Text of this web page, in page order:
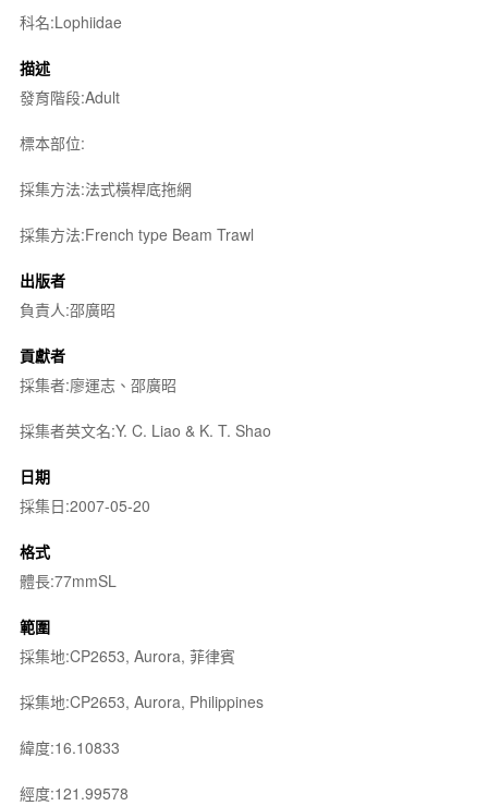
科名:Lophiidae
描述
發育階段:Adult
標本部位:
採集方法:法式橫桿底拖網
採集方法:French type Beam Trawl
出版者
負責人:邵廣昭
貢獻者
採集者:廖運志、邵廣昭
採集者英文名:Y. C. Liao & K. T. Shao
日期
採集日:2007-05-20
格式
體長:77mmSL
範圍
採集地:CP2653, Aurora, 菲律賓
採集地:CP2653, Aurora, Philippines
緯度:16.10833
經度:121.99578